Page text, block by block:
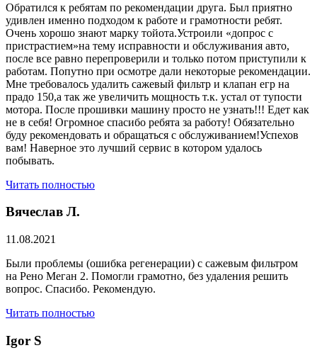
Обратился к ребятам по рекомендации друга. Был приятно
удивлен именно подходом к работе и грамотности ребят.
Очень хорошо знают марку тойота.Устроили «допрос с
пристрастием»на тему исправности и обслуживания авто,
после все равно перепроверили и только потом приступили к
работам. Попутно при осмотре дали некоторые рекомендации.
Мне требовалось удалить сажевый фильтр и клапан егр на
прадо 150,а так же увеличить мощность т.к. устал от тупости
мотора. После прошивки машину просто не узнать!!! Едет как
не в себя! Огромное спасибо ребята за работу! Обязательно
буду рекомендовать и обращаться с обслуживанием!Успехов
вам! Наверное это лучший сервис в котором удалось
побывать.
Читать полностью
Вячеслав Л.
11.08.2021
Были проблемы (ошибка регенерации) с сажевым фильтром
на Рено Меган 2. Помогли грамотно, без удаления решить
вопрос. Спасибо. Рекомендую.
Читать полностью
​Igor S